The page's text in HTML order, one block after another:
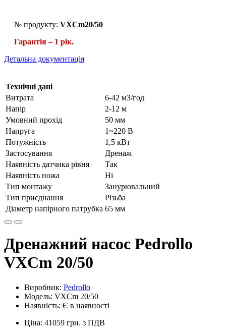
№ продукту: VXCm20/50
Гарантія – 1 рік.
Детальна документація
Технічні дані
Витрата
6-42 м3/год
Напір
2-12 м
Умовний прохід
50 мм
Напруга
1~220 В
Потужність
1,5 кВт
Застосування
Дренаж
Наявність датчика рівня
Так
Наявність ножа
Ні
Тип монтажу
Занурювальний
Тип приєднання
Різьба
Діаметр напірного патрубка 65 мм
Дренажний насос Pedrollo
VXCm 20/50
Виробник: Pedrollo
Модель: VXCm 20/50
Наявність: Є в наявності
Ціна: 41059 грн. з ПДВ